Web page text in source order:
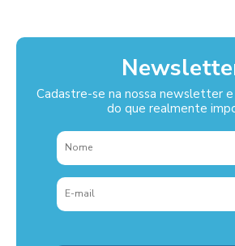
Cadastre-se na nossa newsletter
do que realmente